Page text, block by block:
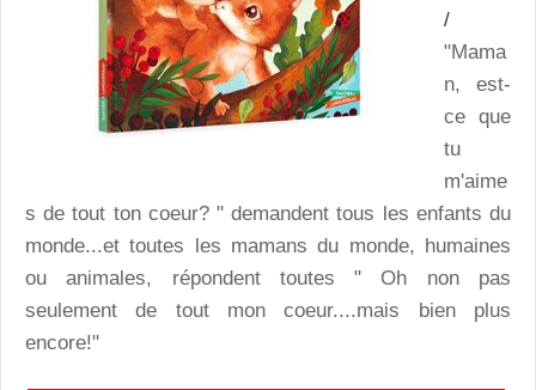
/
"Mama
n, est-
ce que
tu
m'aime
s de tout ton coeur? " demandent tous les enfants du
monde...et toutes les mamans du monde, humaines
ou animales, répondent toutes " Oh non pas
seulement de tout mon coeur....mais bien plus
encore!"